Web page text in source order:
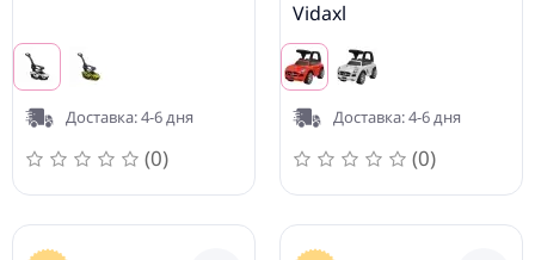
Доставка: 4-6 дня
(0)
Vidaxl
Доставка: 4-6 дня
(0)